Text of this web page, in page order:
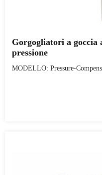
Gorgogliatori a goccia
pressione
MODELLO: Pressure-